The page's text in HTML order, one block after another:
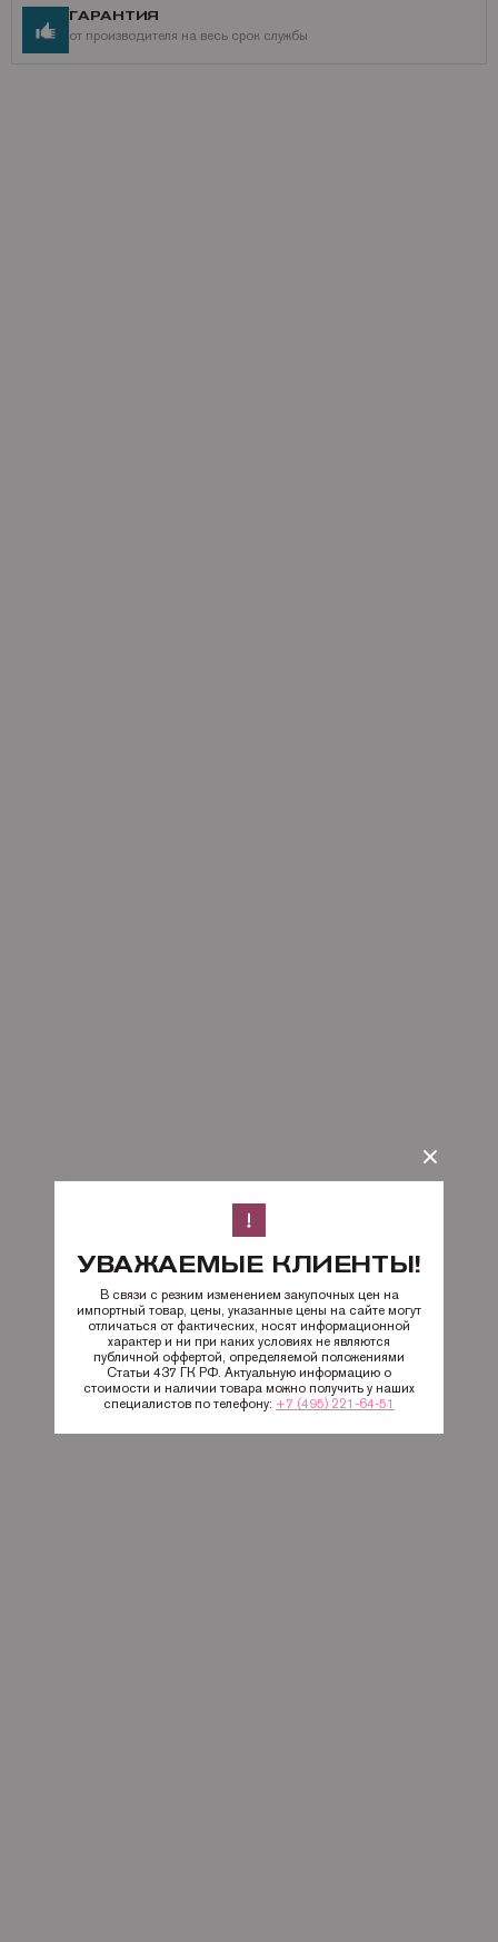
ГАРАНТИЯ
от производителя на весь срок службы
УВАЖАЕМЫЕ КЛИЕНТЫ!
В связи с резким изменением закупочных цен на
импортный товар, цены, указанные цены на сайте могут
отличаться от фактических, носят информационной
характер и ни при каких условиях не являются
публичной оффертой, определяемой положениями
Статьи 437 ГК РФ. Актуальную информацию о
стоимости и наличии товара можно получить у наших
специалистов по телефону: +7 (495) 221-64-51